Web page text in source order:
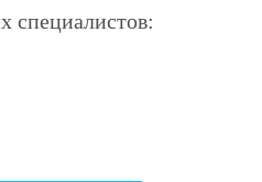
специалистов: